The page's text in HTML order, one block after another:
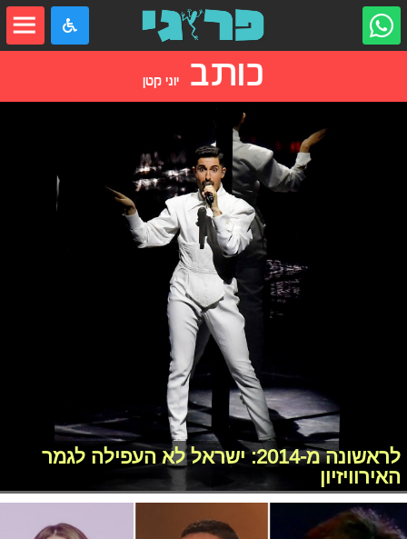
כותב יוני קטן
לראשונה מ-2014: ישראל לא העפילה לגמר
האירוויזיון